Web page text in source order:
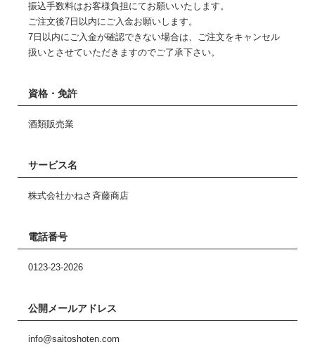
振込手数料はお客様負担にてお願いいたします。
ご注文後7日以内にご入金お願いします。
7日以内にご入金が確認できない場合は、ご注文をキャンセル
扱いとさせていただきますのでご了承下さい。
資格・免許
酒類販売業
サービス名
株式会社かねさ斉藤商店
電話番号
0123-23-2026
公開メールアドレス
info@saitoshoten.com